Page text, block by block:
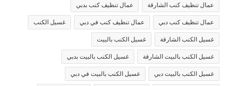
عمال تنظيف كنب الشارقة عمال تنظيف كنب بدبي
عمال تنظيف كنب دبي عمال تنظيف كنب في دبي غسيل الكنب
غسيل الكنب الشارقة غسيل الكنب بالبيت
غسيل الكنب بالبيت الشارقة غسيل الكنب بالبيت بدبي
غسيل الكنب بالبيت دبي غسيل الكنب بالبيت في دبي